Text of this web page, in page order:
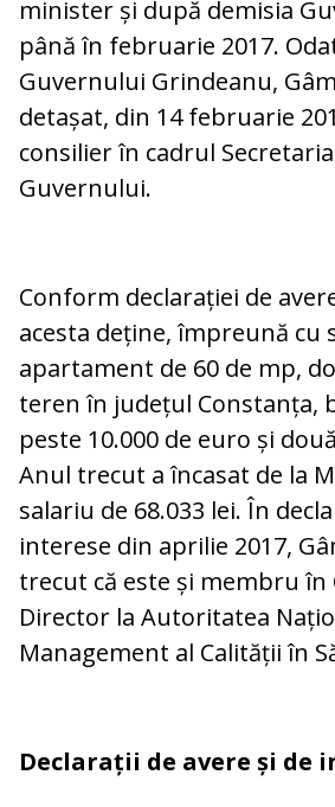
minister și după demisia
până în februarie 2017.
Guvernului Grindeanu,
detașat, din 14 februarie
consilier în cadrul
Guvernului.
Conform declarației de
acesta deține, împreună cu
apartament de 60 de mp,
teren în județul Constanța,
peste 10.000 de euro și
Anul trecut a încasat de la
salariu de 68.033 lei. În
interese din aprilie 2017,
trecut că este și membru în
Director la Autoritatea
Management al Calității în
Declarații de avere și de